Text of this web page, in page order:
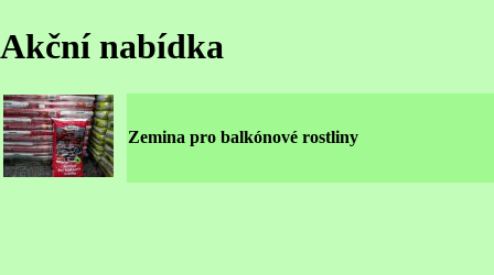
Akční nabídka
Zemina pro balkónové rostliny